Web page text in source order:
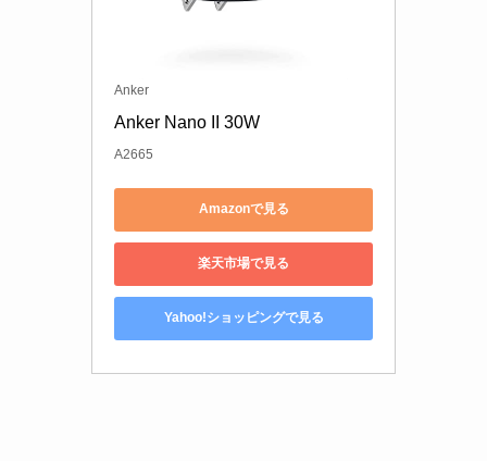
Anker
Anker Nano II 30W
A2665
Amazonで見る
楽天市場で見る
Yahoo!ショッピングで見る